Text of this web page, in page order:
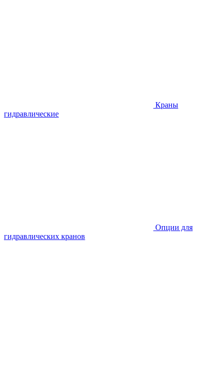
Краны
гидравлические
Опции для
гидравлических кранов